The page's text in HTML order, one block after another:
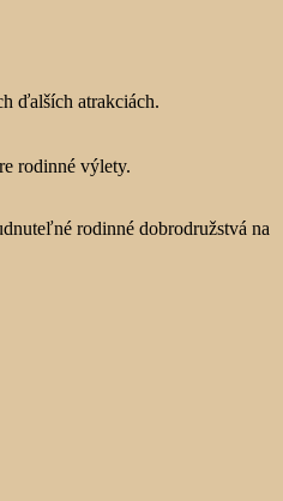
ďalších atrakciách.
rodinné výlety.
rodinné dobrodružstvá na